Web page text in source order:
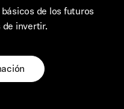
de los futuros
invertir.